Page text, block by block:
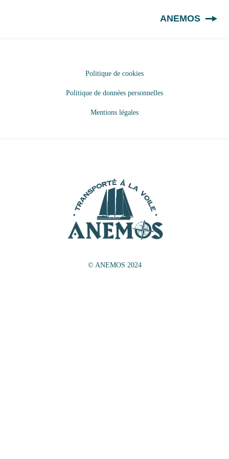
ANEMOS
Politique de cookies
Politique de données personnelles
Mentions légales
© ANEMOS 2024